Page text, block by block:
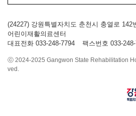
(24227) 강원특별자치도 춘천시 충열로 142
어린이재활의료센터
대표전화 033-248-7794
팩스번호 033-
ⓒ 2024-2025 Gangwon State Rehabilitation
ved.